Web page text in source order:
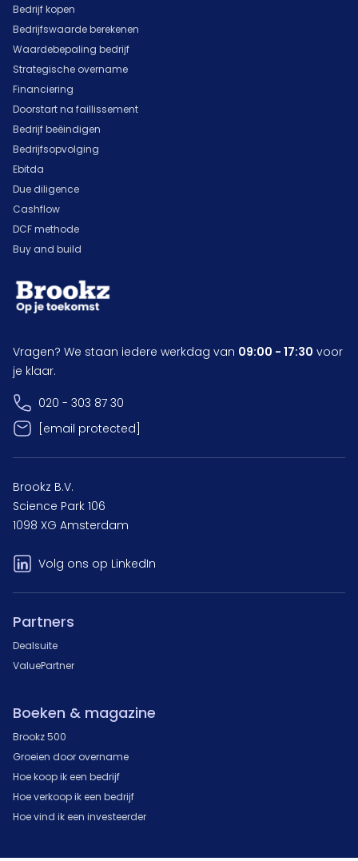
Bedrijf kopen
Bedrijfswaarde berekenen
Waardebepaling bedrijf
Strategische overname
Financiering
Doorstart na faillissement
Bedrijf beëindigen
Bedrijfsopvolging
Ebitda
Due diligence
Cashflow
DCF methode
Buy and build
Vragen? We staan iedere werkdag van 09:00 - 17:30 voor
je klaar.
020 - 303 87 30
[email protected]
Brookz B.V.
Science Park 106
1098 XG Amsterdam
Volg ons op LinkedIn
Partners
Dealsuite
ValuePartner
Boeken & magazine
Brookz 500
Groeien door overname
Hoe koop ik een bedrijf
Hoe verkoop ik een bedrijf
Hoe vind ik een investeerder